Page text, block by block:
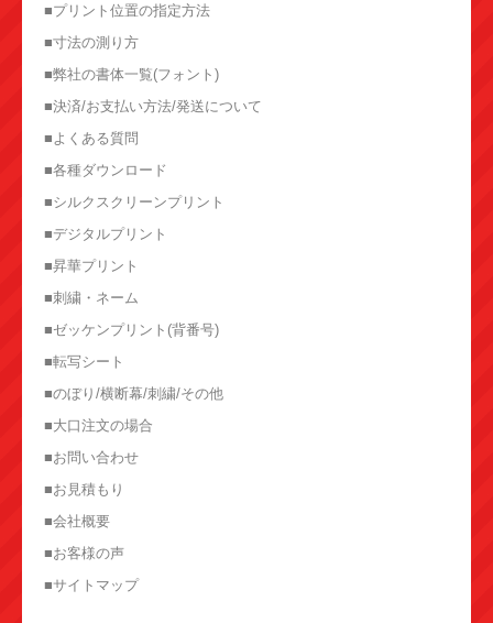
■プリント位置の指定方法
■寸法の測り方
■弊社の書体一覧(フォント)
■決済/お支払い方法/発送について
■よくある質問
■各種ダウンロード
■シルクスクリーンプリント
■デジタルプリント
■昇華プリント
■刺繍・ネーム
■ゼッケンプリント(背番号)
■転写シート
■のぼり/横断幕/刺繍/その他
■大口注文の場合
■お問い合わせ
■お見積もり
■会社概要
■お客様の声
■サイトマップ